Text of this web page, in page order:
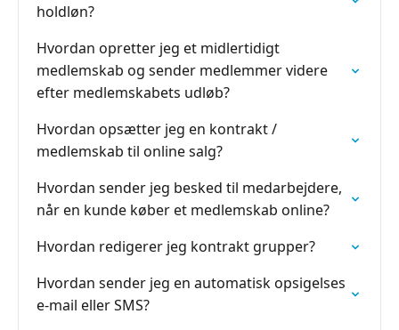
holdløn?
Hvordan opretter jeg et midlertidigt
medlemskab og sender medlemmer videre
efter medlemskabets udløb?
Hvordan opsætter jeg en kontrakt /
medlemskab til online salg?
Hvordan sender jeg besked til medarbejdere,
når en kunde køber et medlemskab online?
Hvordan redigerer jeg kontrakt grupper?
Hvordan sender jeg en automatisk opsigelses
e-mail eller SMS?